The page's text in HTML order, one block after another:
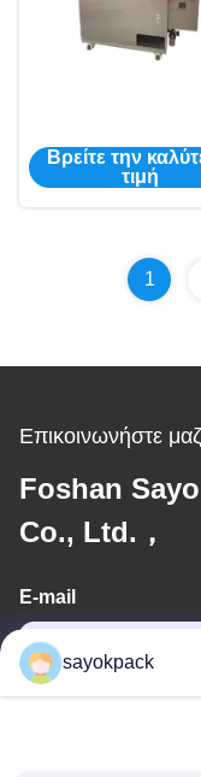
Βρείτε την
τιμή
1
Επικοινωνήστε
Foshan
Co., Ltd.，
E-mail
sayokpack